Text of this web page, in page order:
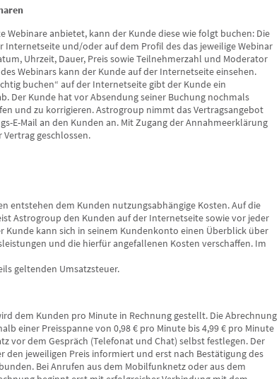
anbietet, kann der Kunde diese wie folgt buchen: Die
und/oder auf dem Profil des das jeweilige Webinar
Uhrzeit, Dauer, Preis sowie Teilnehmerzahl und Moderator
Webinars kann der Kunde auf der Internetseite einsehen.
buchen“ auf der Internetseite gibt der Kunde ein
Der Kunde hat vor Absendung seiner Buchung nochmals
und zu korrigieren. Astrogroup nimmt das Vertragsangebot
E-Mail an den Kunden an. Mit Zugang der Annahmeerklärung
geschlossen.
entstehen dem Kunden nutzungsabhängige Kosten. Auf die
Astrogroup den Kunden auf der Internetseite sowie vor jeder
kann sich in seinem Kundenkonto einen Überblick über
und die hierfür angefallenen Kosten verschaffen. Im
geltenden Umsatzsteuer.
dem Kunden pro Minute in Rechnung gestellt. Die Abrechnung
einer Preisspanne von 0,98 € pro Minute bis 4,99 € pro Minute
vor dem Gespräch (Telefonat und Chat) selbst festlegen. Der
den jeweiligen Preis informiert und erst nach Bestätigung des
Bei Anrufen aus dem Mobilfunknetz oder aus dem